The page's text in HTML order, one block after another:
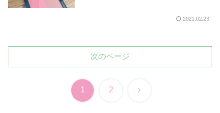
2021.02.23
次のページ
1 2 次